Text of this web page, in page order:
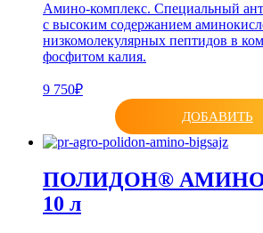
Амино-комплекс. Специальный
с высоким содержанием
низкомолекулярных пептидов в
фосфитом калия.
9 750₽
ДОБАВИТЬ
ПОЛИДОН® АМИНО
10 л